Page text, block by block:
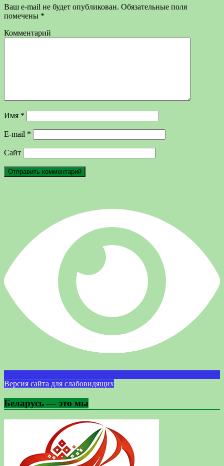
Ваш e-mail не будет опубликован. Обязательные поля
помечены *
Комментарий
Имя *
E-mail *
Сайт
Версия сайта для слабовидящих
Беларусь — это мы